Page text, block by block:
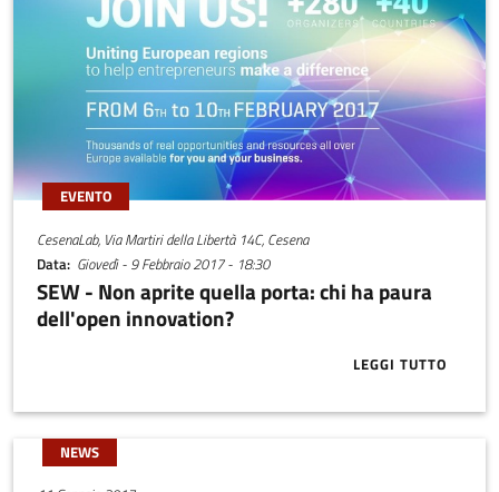
EVENTO
CesenaLab, Via Martiri della Libertà 14C, Cesena
Data Giovedì - 9 Febbraio 2017 - 18:30
SEW - Non aprite quella porta: chi ha paura
dell'open innovation?
LEGGI TUTTOABOUT SEW
NEWS